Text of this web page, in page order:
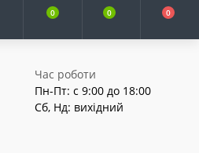
0 0 0
Час роботи
Пн-Пт: с 9:00 до 18:00
Сб, Нд: вихідний